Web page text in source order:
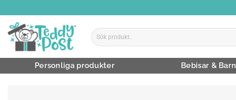
to
content
Sök
efter:
Personliga produkter Bebisar & Barn